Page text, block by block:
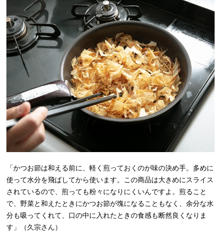
「かつお節は和える前に、軽く煎っておくのが味の決め手。多めに
使って水分を飛ばしてから使います。この商品は大きめにスライス
されているので、煎っても粉々になりにくいんですよ。煎ること
で、野菜と和えたときにかつお節が塊になることもなく、余分な水
分も吸ってくれて、口の中に入れたときの食感も断然良くなりま
す」（久宗さん）